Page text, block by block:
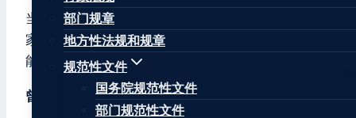
部门规章
地方性法规和规章
规范性文件
国务院规范性文件
部门规范性文件
当地多位居民称，他们清晨听到类似爆炸的声音，
家中的门窗也出现破损。还有居民称，20公里外都
能听到爆炸的响声。
曾5次被应急管理等部门处罚